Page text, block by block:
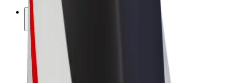
Keress a Bolttal
Sofőrök
Sofőr kereset